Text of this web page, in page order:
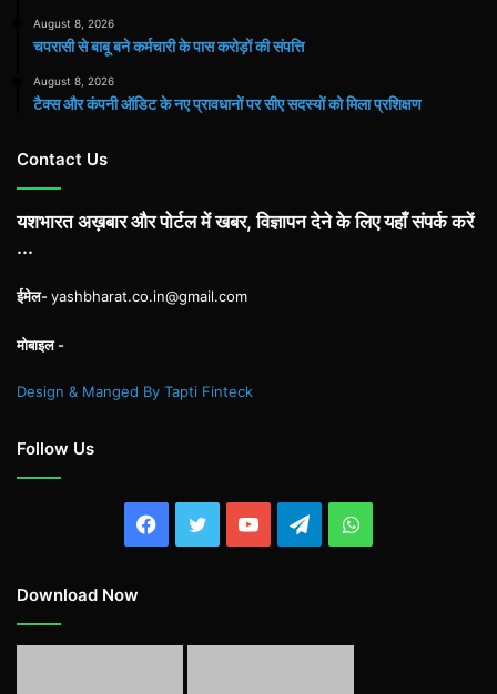
August 8, 2026
चपरासी से बाबू बने कर्मचारी के पास करोड़ों की संपत्ति
August 8, 2026
टैक्स और कंपनी ऑडिट के नए प्रावधानों पर सीए सदस्यों को मिला प्रशिक्षण
Contact Us
यशभारत अख़बार और पोर्टल में खबर, विज्ञापन देने के लिए यहाँ संपर्क करें
...
ईमेल-yashbharat.co.in@gmail.com
मोबाइल -
Design & Manged By Tapti Finteck
Follow Us
Facebook
TwitterYouTubeTelegramWhatsApp
Download Now